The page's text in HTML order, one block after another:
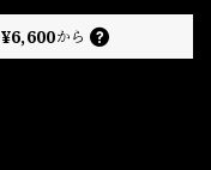
¥6,600から